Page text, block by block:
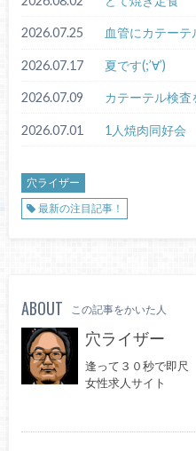
2026.07.25 血管にカテーテ
2026.07.17 夏です(;’∀’)
2026.07.09 カテーテル検査
2026.07.01 1人焼肉同好会
穴ライザー
最新の注目記事！
ABOUT この記事をかいた人
穴ライザー
逢って３０秒で即尺
女性求人サイト